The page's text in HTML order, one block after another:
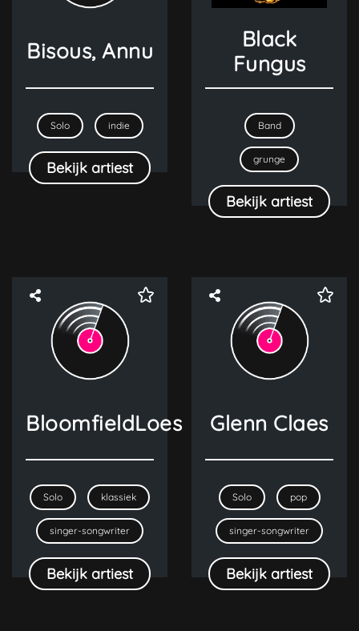
Prijs
Overige
Bisous, Annu
Solo indie
Bekijk artiest
Black
Fungus
Band
grunge
Bekijk artiest
BloomfieldLoes
Solo klassiek
singer-songwriter
Bekijk artiest
Glenn Claes
Solo pop
singer-songwriter
Bekijk artiest